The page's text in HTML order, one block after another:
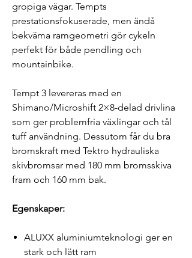
gropiga vägar. Tempts
prestationsfokuserade, men ändå
bekväma ramgeometri gör cykeln
perfekt för både pendling och
mountainbike.
Tempt 3 levereras med en
Shimano/Microshift 2×8-delad drivlina
som ger problemfria växlingar och tål
tuff användning. Dessutom får du bra
bromskraft med Tektro hydrauliska
skivbromsar med 180 mm bromsskiva
fram och 160 mm bak.
Egenskaper:
ALUXX aluminiumteknologi ger en
stark och lätt ram